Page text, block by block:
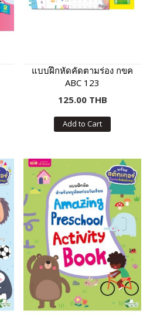
แบบฝึกหัดคัดตามร่อง กขค
ABC 123
125.00 THB
Add to Cart